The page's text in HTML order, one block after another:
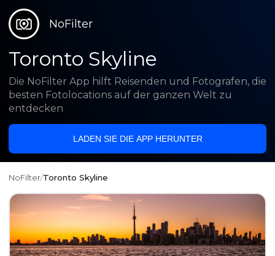
NoFilter
Toronto Skyline
Die NoFilter App hilft Reisenden und Fotografen, die
besten Fotolocations auf der ganzen Welt zu
entdecken
LADEN SIE DIE APP HERUNTER
NoFilter/Toronto Skyline